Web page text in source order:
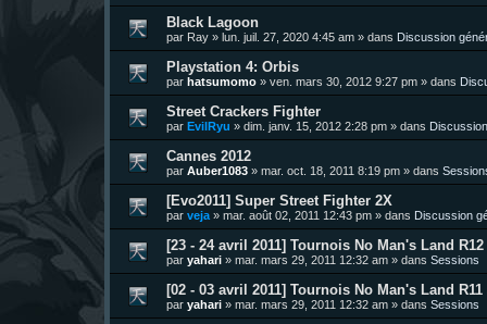
Black Lagoon
par Ray » lun. juil. 27, 2020 4:45 am » dans Discussion
Playstation 4: Orbis
par hatsumomo » ven. mars 30, 2012 9:27 pm » dans
Street Crackers Fighter
par EvilRyu » dim. janv. 15, 2012 2:28 pm » dans
Cannes 2012
par Auber1083 » mar. oct. 18, 2011 8:19 pm » dans
[Evo2011] Super Street Fighter 2X
par veja » mar. août 02, 2011 12:43 pm » dans Discussion
[23 - 24 avril 2011] Tournois No Man's Land
par yahari » mar. mars 29, 2011 12:32 am » dans Sessions
[02 - 03 avril 2011] Tournois No Man's Land
par yahari » mar. mars 29, 2011 12:32 am » dans Sessions